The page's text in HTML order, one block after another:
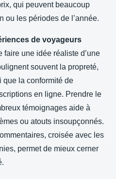
qui peuvent beaucoup
ou les périodes de l’année.
de voyageurs
faire une idée réaliste d’une
souvent la propreté,
que la conformité de
en ligne. Prendre le
témoignages aide à
ou atouts insoupçonnés.
croisée avec les
permet de mieux cerner